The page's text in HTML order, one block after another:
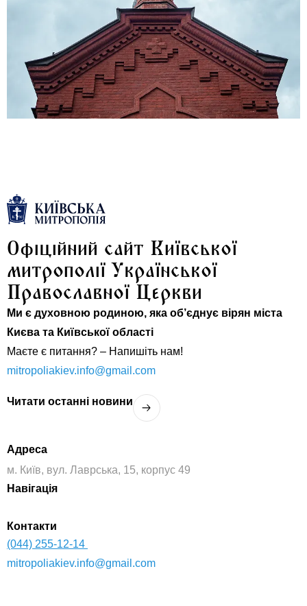
Офіційний сайт Київської
митрополії Української
Православної Церкви
Ми є духовною родиною, яка об’єднує вірян міста
Києва та Київської області
Читати останнi новини
Маєте є питання? – Напишіть нам!
mitropoliakiev.info@gmail.com
Адреса
м. Київ, вул. Лаврська, 15, корпус 49
Навігація
Контакти
(044) 255-12-14
mitropoliakiev.info@gmail.com